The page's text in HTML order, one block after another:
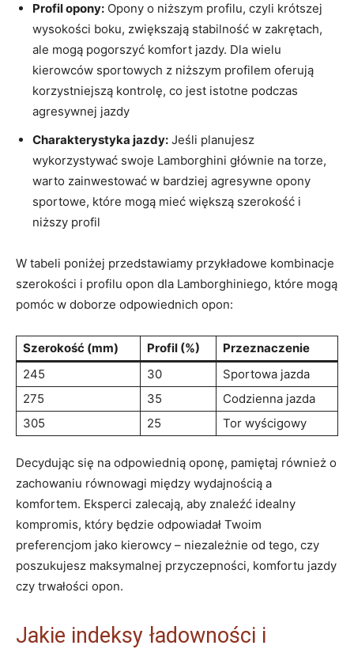
Profil opony: Opony o niższym profilu, czyli krótszej
wysokości boku, zwiększają stabilność w zakrętach,
ale mogą pogorszyć komfort jazdy. Dla wielu
kierowców sportowych z niższym profilem oferują
korzystniejszą kontrolę, co jest istotne podczas
agresywnej jazdy
Charakterystyka jazdy: Jeśli planujesz
wykorzystywać swoje Lamborghini głównie na torze,
warto zainwestować w bardziej agresywne opony
sportowe, które mogą mieć większą szerokość i
niższy profil
W tabeli poniżej przedstawiamy przykładowe kombinacje
szerokości i profilu opon dla Lamborghiniego, które mogą
pomóc w doborze odpowiednich opon:
Szerokość (mm) Profil (%)
Przeznaczenie
245
30
Sportowa jazda
275
35
Codzienna jazda
305
25 Tor wyścigowy
Decydując się na odpowiednią oponę, pamiętaj również o
zachowaniu równowagi między wydajnością a
komfortem. Eksperci zalecają, aby znaleźć idealny
kompromis, który będzie odpowiadał Twoim
preferencjom jako kierowcy – niezależnie od tego, czy
poszukujesz maksymalnej przyczepności, komfortu jazdy
czy trwałości opon.
Jakie indeksy ładowności i